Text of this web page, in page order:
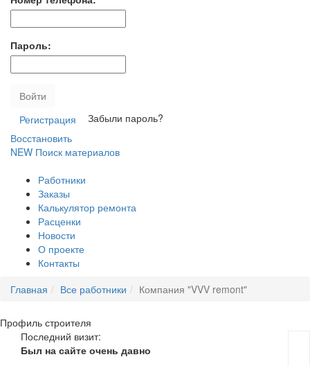
Пароль:
Войти
Регистрация
Забыли пароль?
Восстановить
NEW Поиск материалов
Работники
Заказы
Калькулятор ремонта
Расценки
Новости
О проекте
Контакты
Главная
Все работники Компания "VVV remont"
Профиль строителя
Последний визит:
Был на сайте очень давно